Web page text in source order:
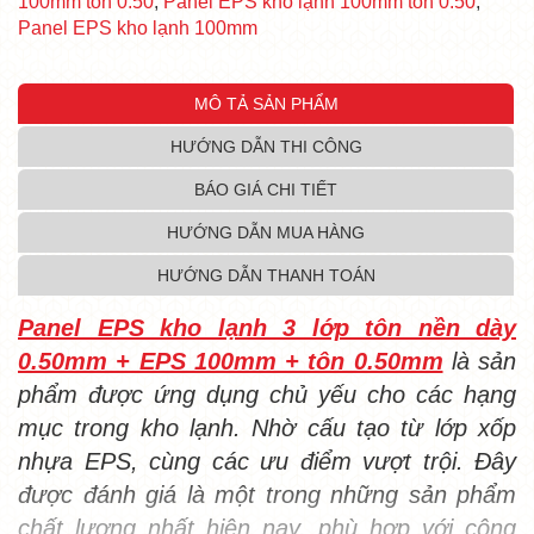
Panel EPS kho lạnh 100mm
MÔ TẢ SẢN PHẨM
HƯỚNG DẪN THI CÔNG
BÁO GIÁ CHI TIẾT
HƯỚNG DẪN MUA HÀNG
HƯỚNG DẪN THANH TOÁN
Panel EPS kho lạnh 3 lớp tôn nền dày
0.50mm + EPS 100mm + tôn 0.50mm là sản
phẩm được ứng dụng chủ yếu cho các hạng
mục trong kho lạnh. Nhờ cấu tạo từ lớp xốp
nhựa EPS, cùng các ưu điểm vượt trội. Đây
được đánh giá là một trong những sản phẩm
chất lượng nhất hiện nay, phù hợp với công